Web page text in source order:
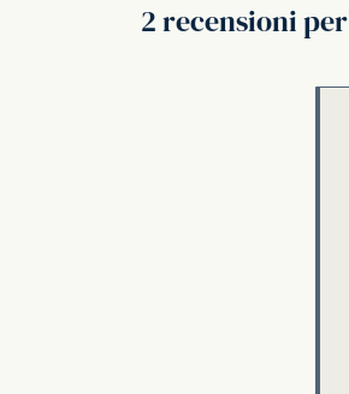
2 recensioni per